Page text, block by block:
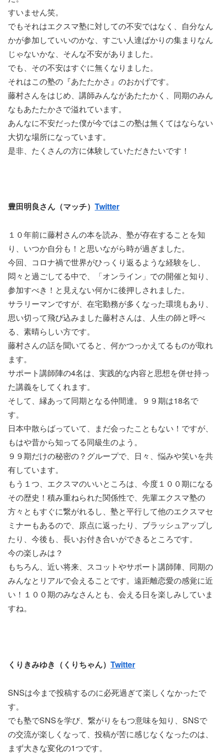
すいません笑。
でもそれはエクスマ塾に対しての不安ではなく、自分なん
かが参加していいのかな、すごい人達ばかりの集まりなん
じゃないかな、そんな不安がありました。
でも、その不安はすぐに無くなりました。
それはこの塾の『あたたかさ』のおかげです。
藤村さんをはじめ、講師みんながあたたかく、同期のみん
なもあたたかさで溢れています。
あんなに不安だった僕が今ではこの塾は無くてはならない
大切な場所になっています。
是非、たくさんの方に体験していただきたいです！
豊田明良さん（マッチ） Twitter
１０年前に藤村さんの本を読み、塾が存在することを知
り、いつか自分も！と思いながら時が過ぎました。
今回、コロナ禍で世界がひっくり返るような経験をし、
悶々と過ごしてる中で、「オンライン」での開催と知り、
参加すべき！と見えない何かに後押しされました。
サラリーマンですが、在宅勤務が多くなった環境もあり、
思い切って飛び込みました藤村さんは、人生の師と呼べ
る、素晴らしい方です。
藤村さんの話を聞いてると、何かつっかえてるものが取れ
ます。
サポート講師陣の4名は、実践的な内容と思想を併せ持っ
た講義をしてくれます。
そして、縁あって同期となる仲間達。９９期は18名で
す。
日本中散らばっていて、まだ会ったこともない！ですが、
もはや昔から知ってる同級生のよう。
９９期だけの秘密の？グループで、日々、悩みや笑いを共
有しています。
もう１つ、エクスマのいいところは、今度１００期になる
その歴史！積み重ねられた関係性で、先輩エクスマ塾の
方々ともすぐに繋がれるし、塾と平行して他のエクスマセ
ミナーもあるので、原点に返ったり、ブラッシュアップし
たり、今後も、長いお付き合いができるところです。
今の楽しみは？
もちろん、近い将来、スコットやサポート講師陣、同期の
みんなとリアルで会えることです。遠距離恋愛の感覚に近
い！１００期のみなさんとも、会える日を楽しみしていま
すね。
くりきみゆき（くりちゃん） Twitter
SNSは今まで投稿するのに必死過ぎて楽しくなかったで
す。
でも塾でSNSを学び、繋がりをもつ意味を知り、SNSで
の交流が楽しくなって、投稿が苦に感じなくなったのは、
まず大きな変化の1つです。